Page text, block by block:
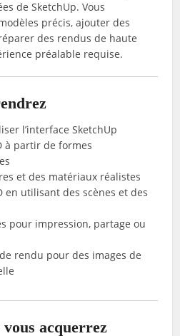
de SketchUp. Vous
précis, ajouter des
des rendus de haute
préalable requise.
l’interface SketchUp
à partir de formes
et des matériaux réalistes
en utilisant des scènes et des
pour impression, partage ou
rendu pour des images de
vous acquerrez